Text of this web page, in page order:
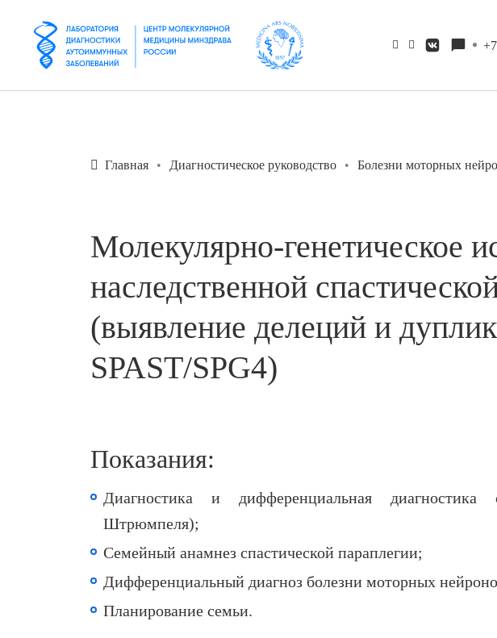
Главная Диагностическое руководство Болезни моторных
Молекулярно-генетическое
наследственной
(выявление делеций и
SPAST/SPG4)
Показания:
Диагностика и дифференциальная диагностика
Штрюмпеля);
Семейный анамнез спастической параплегии;
Дифференциальный диагноз болезни моторных
Планирование семьи.